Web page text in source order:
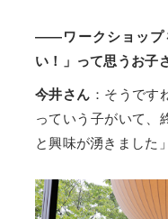
――ワークショップ
い！」って思うお子
今井さん ：そうです
っていう子がいて、
と興味が湧きました